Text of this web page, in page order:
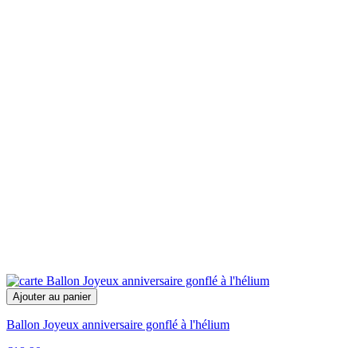
Ajouter au panier
Ballon Joyeux anniversaire gonflé à l'hélium